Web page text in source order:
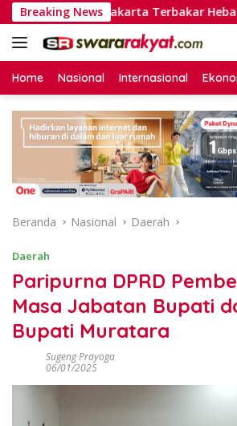
Langsung
ke
konten
Breaking News
DKI Jakarta Terbakar Hebat, 100
Home Nasional Internasional
Beranda Nasional Daerah
Daerah
Paripurna DPRD
Masa Jabatan Bupati
Bupati Muratara
Sugeng Prayoga
06/01/2025